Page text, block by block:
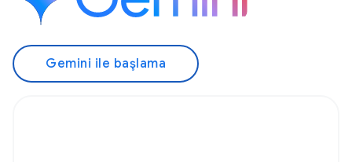
Gemini ile başlama